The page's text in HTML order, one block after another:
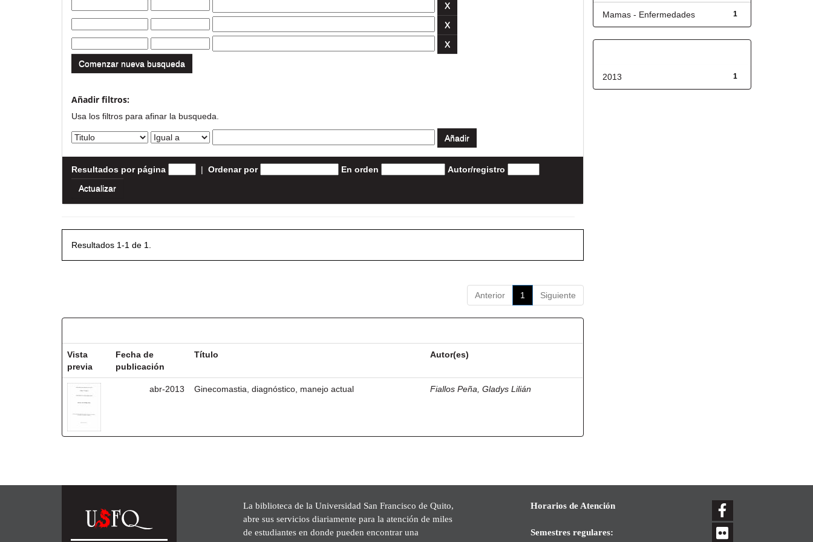
Comenzar nueva busqueda
Añadir filtros:
Usa los filtros para afinar la busqueda.
Resultados por página | Ordenar por En orden Autor/registro
Resultados 1-1 de 1.
Anterior 1 Siguiente
Vista
previa
Fecha de
publicación
Título Autor(es)
abr-2013 Ginecomastia, diagnóstico, manejo actual Fiallos Peña, Gladys Lilián
1
Mamas - Enfermedades
1
2013
La biblioteca de la Universidad San Francisco de Quito,
abre sus servicios diariamente para la atención de miles
de estudiantes en donde pueden encontrar una
Horarios de Atención
Semestres regulares: